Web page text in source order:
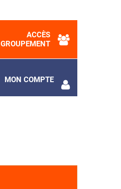
ACCÈS
GROUPEMENT
MON COMPTE